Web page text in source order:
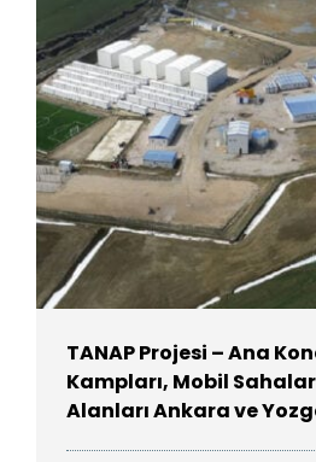
TANAP Projesi – Ana
Kampları, Mobil
Alanları Ankara ve